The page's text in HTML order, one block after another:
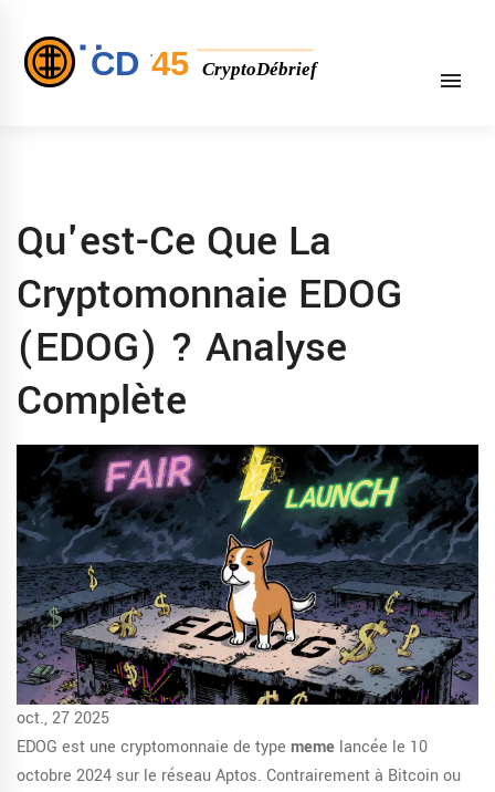
Qu'est-Ce Que La
Cryptomonnaie EDOG
(EDOG) ? Analyse
Complète
oct., 27 2025
EDOG est une cryptomonnaie de type meme lancée le 10
octobre 2024 sur le réseau Aptos. Contrairement à Bitcoin ou